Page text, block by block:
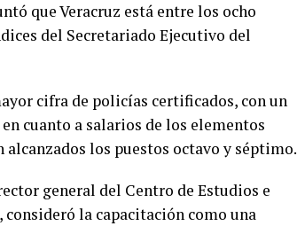
que Veracruz está entre los ocho
del Secretariado Ejecutivo del
cifra de policías certificados, con un
cuanto a salarios de los elementos
los puestos octavo y séptimo.
general del Centro de Estudios e
la capacitación como una